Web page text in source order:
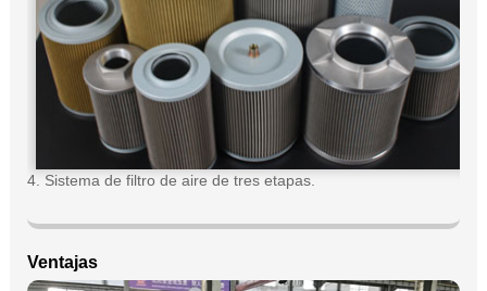
4. Sistema de filtro de aire de tres etapas.
Ventajas